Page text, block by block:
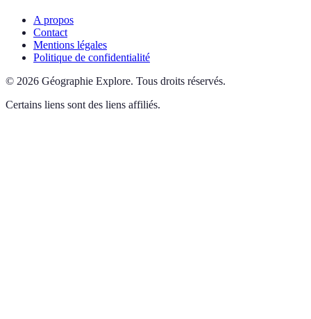
A propos
Contact
Mentions légales
Politique de confidentialité
© 2026 Géographie Explore. Tous droits réservés.
Certains liens sont des liens affiliés.